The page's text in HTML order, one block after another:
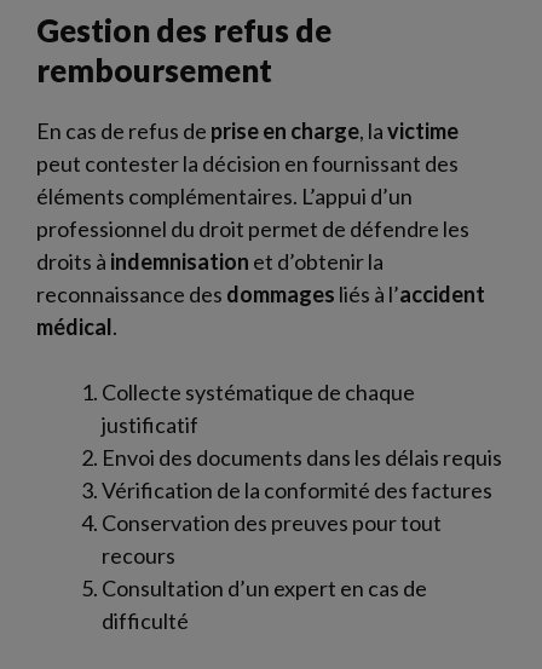
Gestion des refus de
remboursement
En cas de refus de prise en charge, lavictime
peut contester la décision en fournissant des
éléments complémentaires. L’appui d’un
professionnel du droit permet de défendre les
droits à indemnisation et d’obtenir la
reconnaissance des dommages liés à l’accident
médical.
Collecte systématique de chaque
justificatif
Envoi des documents dans les délais requis
Vérification de la conformité des factures
Conservation des preuves pour tout
recours
Consultation d’un expert en cas de
difficulté